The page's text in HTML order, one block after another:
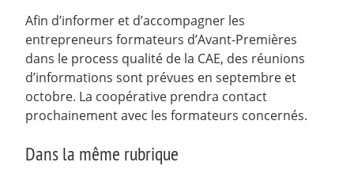
Afin d’informer et d’accompagner les
entrepreneurs formateurs d’Avant-Premières
dans le process qualité de la CAE, des réunions
d’informations sont prévues en septembre et
octobre. La coopérative prendra contact
prochainement avec les formateurs concernés.
Dans la même rubrique